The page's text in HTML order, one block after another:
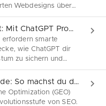
Webdesigns über
bis hin zu
– in
Checkliste wirst du
Skaliere smart: Mit ChatGPT Prompts zu mehr Wachstum
erfordern smarte
wie ChatGPT dir
zu sichern und
Schritt zur Skalierung
findest du konkrete
Prompts, um dein
Dein GEO-Guide: So machst du deine Webseite KI-fit!
Optimization (GEO)
von SEO.